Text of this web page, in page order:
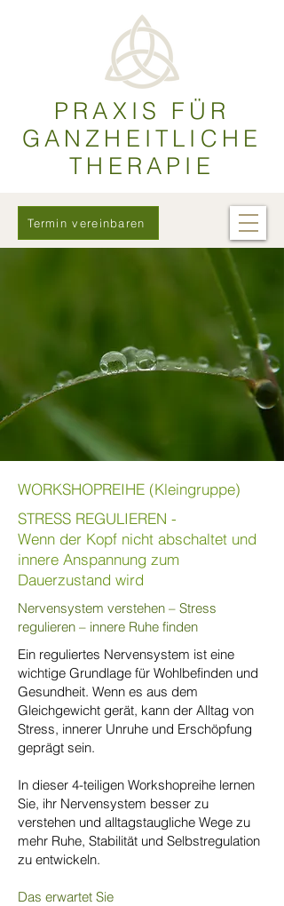
PRAXIS FÜR
GANZHEITLICHE
THERAPIE
Termin vereinbaren
WORKSHOPREIHE (Kleingruppe)
STRESS REGULIEREN -
Wenn der Kopf nicht abschaltet und
innere Anspannung zum
Dauerzustand wird
Nervensystem verstehen – Stress
regulieren – innere Ruhe finden
Ein reguliertes Nervensystem ist eine
wichtige Grundlage für Wohlbefinden und
Gesundheit. Wenn es aus dem
Gleichgewicht gerät, kann der Alltag von
Stress, innerer Unruhe und Erschöpfung
geprägt sein.​
In dieser 4-teiligen Workshopreihe lernen
Sie, ihr Nervensystem besser zu
verstehen und alltagstaugliche Wege zu
mehr Ruhe, Stabilität und Selbstregulation
zu entwickeln.
Das erwartet Sie